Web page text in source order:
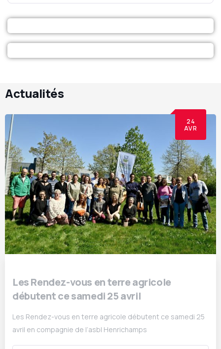
Actualités
24
AVR
Les Rendez-vous en terre agricole
débutent ce samedi 25 avril
Les Rendez-vous en terre agricole débutent ce samedi 25
avril en compagnie de l’asbl Henrichamps